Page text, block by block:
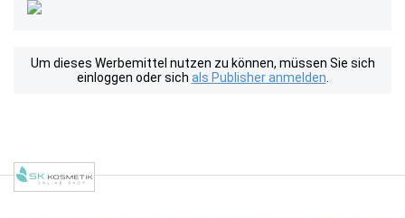
Um dieses Werbemittel nutzen zu können, müssen Sie sich
einloggen oder sich als Publisher anmelden